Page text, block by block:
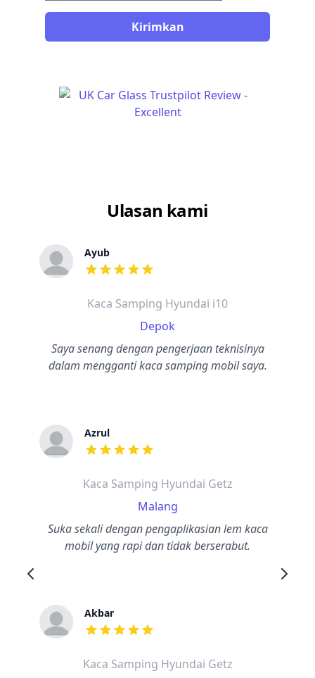
Kirimkan
Ulasan kami
Ayub
dari ulasan adalah bintang lima
Kaca Samping Hyundai i10
Depok
Saya senang dengan pengerjaan teknisinya
dalam mengganti kaca samping mobil saya.
Azrul
dari ulasan adalah bintang lima
Kaca Samping Hyundai Getz
Malang
Suka sekali dengan pengaplikasian lem kaca
mobil yang rapi dan tidak berserabut.
Akbar
dari ulasan adalah bintang lima
Kaca Samping Hyundai Getz